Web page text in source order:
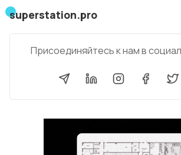
superstation.pro
Присоединяйтесь к нам в